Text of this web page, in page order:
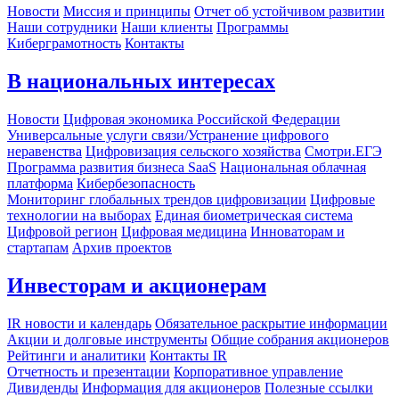
Новости Миссия и принципы Отчет об устойчивом развитии
Наши сотрудники Наши клиенты Программы
Киберграмотность Контакты
В национальных интересах
Новости Цифровая экономика Российской Федерации
Универсальные услуги связи/Устранение цифрового
неравенства Цифровизация сельского хозяйства Смотри.ЕГЭ
Программа развития бизнеса SaaS Национальная облачная
платформа Кибербезопасность
Мониторинг глобальных трендов цифровизации Цифровые
технологии на выборах Единая биометрическая система
Цифровой регион Цифровая медицина Инноваторам и
стартапам Архив проектов
Инвесторам и акционерам
IR новости и календарь Обязательное раскрытие информации
Акции и долговые инструменты Общие собрания акционеров
Рейтинги и аналитики Контакты IR
Отчетность и презентации Корпоративное управление
Дивиденды Информация для акционеров Полезные ссылки